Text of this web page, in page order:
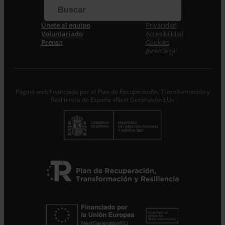
Correo electrónico *
Acepto la Política de Privacidad*
Desde ENTRECULTURAS FE Y ALEGRÍA ESPAÑA
Únete al equipo
Voluntariado
Prensa
Privacidad
Accesibilidad
Cookies
Aviso legal
Página web financiada por el Plan de Recuperación, Transformación y
Resiliencia de España «Next Generation EU»